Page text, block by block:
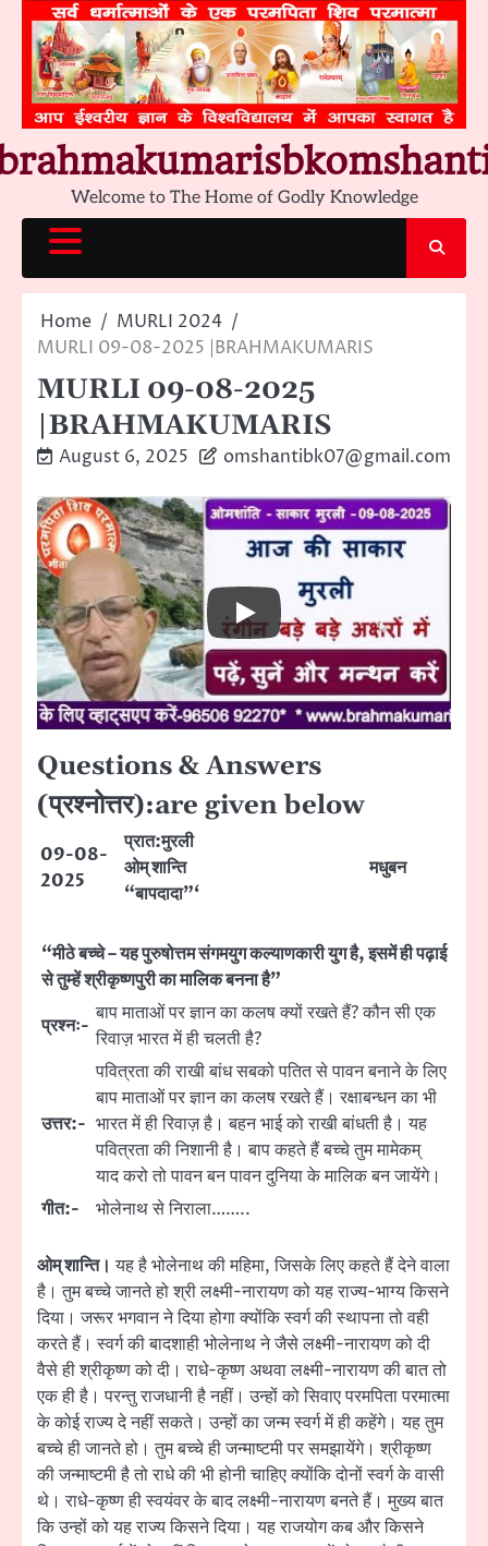
content
Welcome to The Home of Godly Knowledge
Home
MURLI 2024
MURLI 09-08-2025 |BRAHMAKUMARIS
MURLI 09-08-2025
|BRAHMAKUMARIS
August 6, 2025 omshantibk07@gmail.com
Questions & Answers
(प्रश्नोत्तर):are given below
09-08-
2025
प्रात:मुरली
ओम् शान्ति
“बापदादा”‘
मधुबन
“मीठे बच्चे – यह पुरुषोत्तम संगमयुग कल्याणकारी युग है, इसमें ही पढ़ाई
से तुम्हें श्रीकृष्णपुरी का मालिक बनना है”
प्रश्नः-
बाप माताओं पर ज्ञान का कलष क्यों रखते हैं? कौन सी एक
रिवाज़ भारत में ही चलती है?
उत्तर:-
पवित्रता की राखी बांध सबको पतित से पावन बनाने के लिए
बाप माताओं पर ज्ञान का कलष रखते हैं। रक्षाबन्धन का भी
भारत में ही रिवाज़ है। बहन भाई को राखी बांधती है। यह
पवित्रता की निशानी है। बाप कहते हैं बच्चे तुम मामेकम्
याद करो तो पावन बन पावन दुनिया के मालिक बन जायेंगे।
गीत:-
भोलेनाथ से निराला……..
ओम् शान्ति। यह है भोलेनाथ की महिमा, जिसके लिए कहते हैं देने वाला
है। तुम बच्चे जानते हो श्री लक्ष्मी-नारायण को यह राज्य-भाग्य किसने
दिया। जरूर भगवान ने दिया होगा क्योंकि स्वर्ग की स्थापना तो वही
करते हैं। स्वर्ग की बादशाही भोलेनाथ ने जैसे लक्ष्मी-नारायण को दी
वैसे ही श्रीकृष्ण को दी। राधे-कृष्ण अथवा लक्ष्मी-नारायण की बात तो
एक ही है। परन्तु राजधानी है नहीं। उन्हों को सिवाए परमपिता परमात्मा
के कोई राज्य दे नहीं सकते। उन्हों का जन्म स्वर्ग में ही कहेंगे। यह तुम
बच्चे ही जानते हो। तुम बच्चे ही जन्माष्टमी पर समझायेंगे। श्रीकृष्ण
की जन्माष्टमी है तो राधे की भी होनी चाहिए क्योंकि दोनों स्वर्ग के वासी
थे। राधे-कृष्ण ही स्वयंवर के बाद लक्ष्मी-नारायण बनते हैं। मुख्य बात
कि उन्हों को यह राज्य किसने दिया। यह राजयोग कब और किसने